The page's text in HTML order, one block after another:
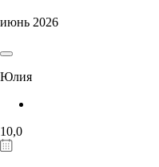
июнь 2026
Юлия
10,0